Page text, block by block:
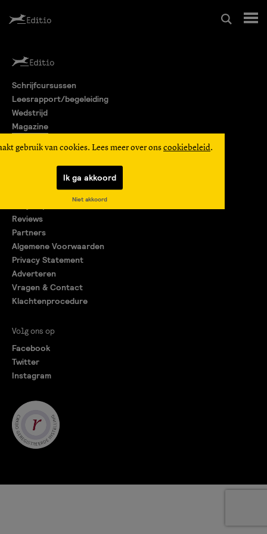
Leesrapport/begeleiding
Wedstrijd
Editio Producties
gebruik van cookies. Lees meer over ons cookiebeleid.
Ik ga akkoord
Niet akkoord
Schrijfcursussen
Leesrapport/begeleiding
Wedstrijd
Magazine
Reviews
Partners
Algemene Voorwaarden
Privacy Statement
Adverteren
Vragen & Contact
Klachtenprocedure
Volg ons op
Facebook
Twitter
Instagram